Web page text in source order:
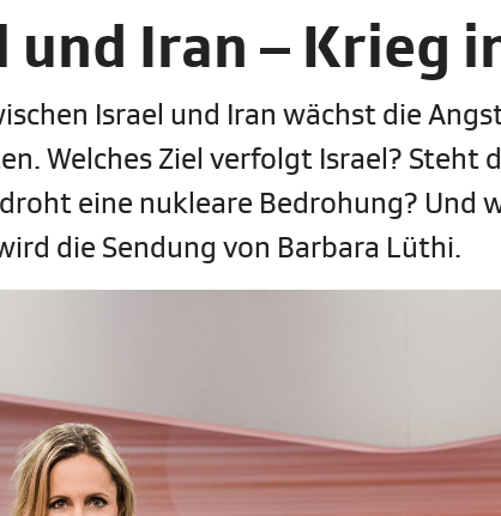
und Iran – Krieg
Israel und Iran wächst die
Welches Ziel verfolgt Israel? Steht
eine nukleare Bedrohung? Und
die Sendung von Barbara Lüthi.